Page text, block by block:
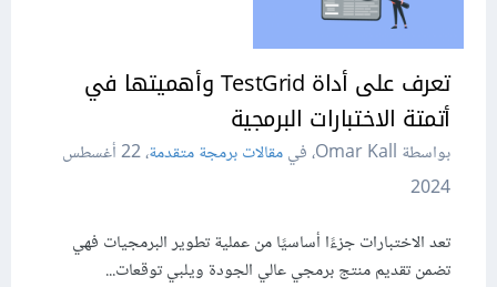
تعرف على أداة TestGrid وأهميتها في
أتمتة الاختبارات البرمجية
بواسطة Omar Kall، في مقالات برمجة متقدمة،
22 أغسطس
2024
تعد الاختبارات جزءًا أساسيًا من عملية تطوير البرمجيات فهي
تضمن تقديم منتج برمجي عالي الجودة ويلبي توقعات...